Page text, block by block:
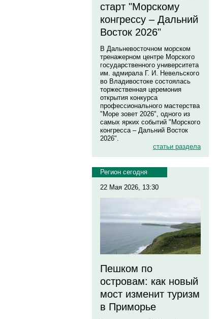
старт "Морскому
конгрессу – Дальний
Восток 2026"
В Дальневосточном морском
тренажерном центре Морского
государственного университета
им. адмирала Г. И. Невельского
во Владивостоке состоялась
торжественная церемония
открытия конкурса
профессионального мастерства
"Море зовет 2026", одного из
самых ярких событий "Морского
конгресса – Дальний Восток
2026".
статьи раздела
Регион сегодня
22 Мая 2026, 13:30
Пешком по
островам: как новый
мост изменит туризм
в Приморье